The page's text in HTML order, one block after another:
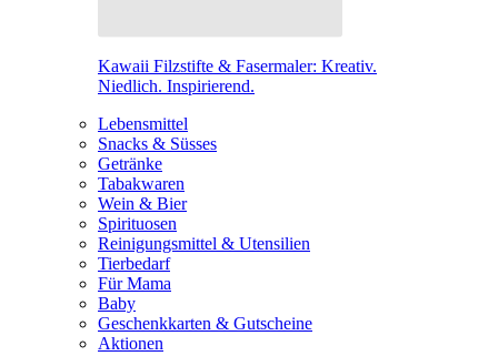
Kawaii Filzstifte & Fasermaler: Kreativ.
Niedlich. Inspirierend.
Lebensmittel
Snacks & Süsses
Getränke
Tabakwaren
Wein & Bier
Spirituosen
Reinigungsmittel & Utensilien
Tierbedarf
Für Mama
Baby
Geschenkkarten & Gutscheine
Aktionen